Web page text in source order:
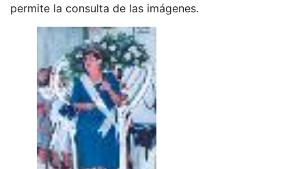
permite la consulta de las imágenes.